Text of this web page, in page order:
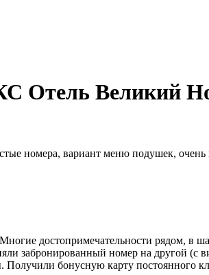
Великий
номера, вариант меню подушек,
достопримечательности рядом,
забронированный номер на другой
Получили бонусную карту постоянного